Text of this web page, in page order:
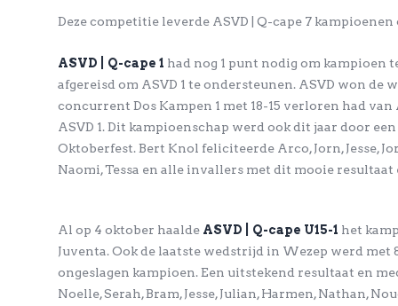
Deze competitie leverde ASVD | Q-cape 7 kampioenen
ASVD | Q-cape 1 had nog 1 punt nodig om kampioen
afgereisd om ASVD 1 te ondersteunen. ASVD won de
concurrent Dos Kampen 1 met 18-15 verloren had
ASVD 1. Dit kampioenschap werd ook dit jaar door
Oktoberfest. Bert Knol feliciteerde Arco, Jorn, Jesse,
Naomi, Tessa en alle invallers met dit mooie
Al op 4 oktober haalde ASVD | Q-cape U15-1 het
Juventa. Ook de laatste wedstrijd in Wezep werd met
ongeslagen kampioen. Een uitstekend resultaat en
Noelle, Serah, Bram, Jesse, Julian, Harmen, Nathan,